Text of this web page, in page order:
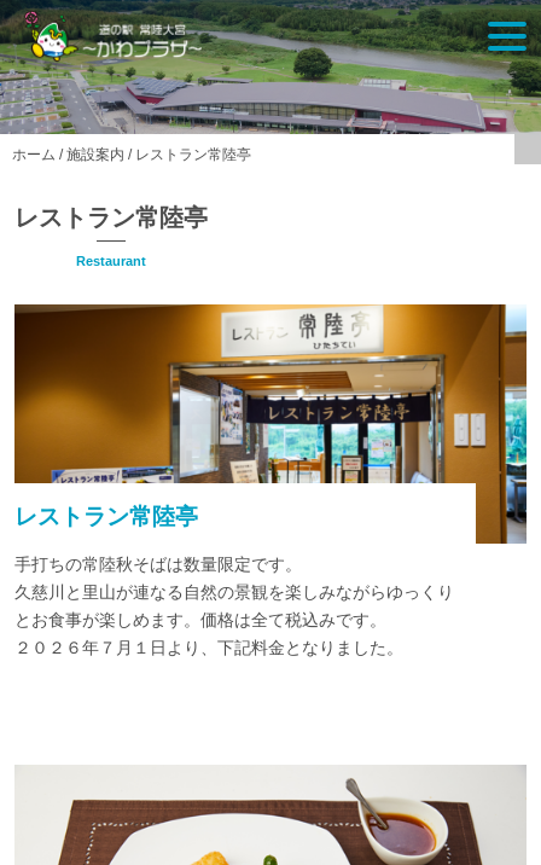
Skip
to
content
ホーム /施設案内 / レストラン常陸亭
レストラン常陸亭
Restaurant
レストラン常陸亭
手打ちの常陸秋そばは数量限定です。
久慈川と里山が連なる自然の景観を楽しみながらゆっくり
とお食事が楽しめます。価格は全て税込みです。
２０２６年７月１日より、下記料金となりました。